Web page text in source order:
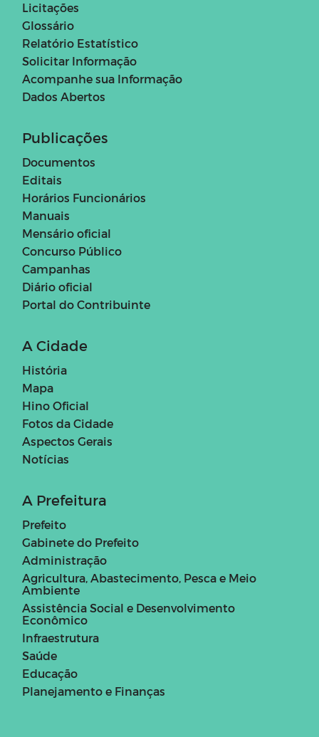
Licitações
Glossário
Relatório Estatístico
Solicitar Informação
Acompanhe sua Informação
Dados Abertos
Publicações
Documentos
Editais
Horários Funcionários
Manuais
Mensário oficial
Concurso Público
Campanhas
Diário oficial
Portal do Contribuinte
A Cidade
História
Mapa
Hino Oficial
Fotos da Cidade
Aspectos Gerais
Notícias
A Prefeitura
Prefeito
Gabinete do Prefeito
Administração
Agricultura, Abastecimento, Pesca e Meio
Ambiente
Assistência Social e Desenvolvimento
Econômico
Infraestrutura
Saúde
Educação
Planejamento e Finanças